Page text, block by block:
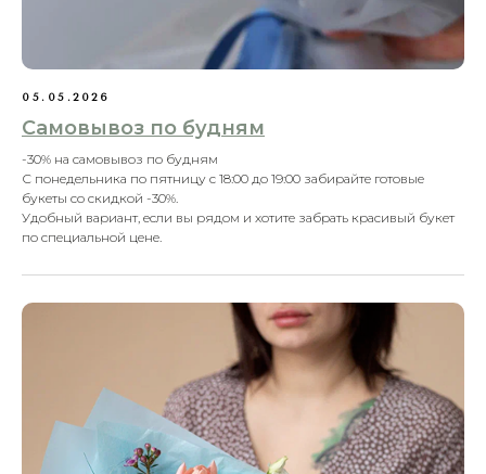
05.05.2026
Самовывоз по будням
-30% на самовывоз по будням
С понедельника по пятницу с 18:00 до 19:00 забирайте готовые
букеты со скидкой -30%.
Удобный вариант, если вы рядом и хотите забрать красивый букет
по специальной цене.
Самые популярные композиции HoliFlori —
когда хочется выбрать быстро, красиво и без
ошибок. Проверенные варианты для подарка
Смотреть каталог полностью
ВАЖНЫЕ